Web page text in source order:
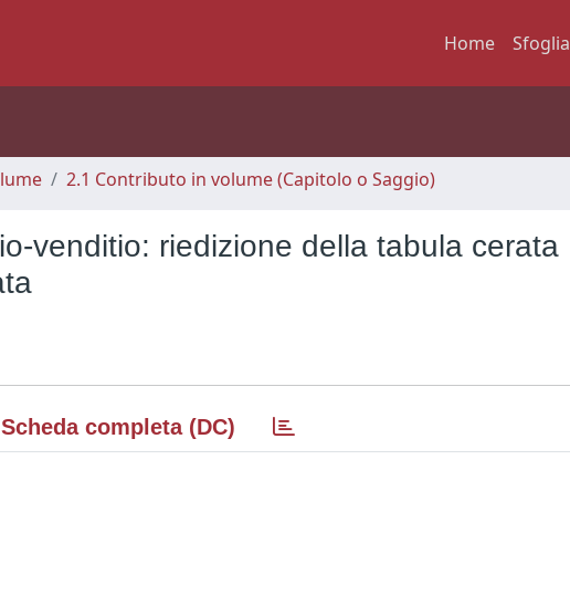
Home Sfoglia
2.1 Contributo in volume (Capitolo o Saggio)
venditio: riedizione della tabula cerata
Scheda completa (DC)